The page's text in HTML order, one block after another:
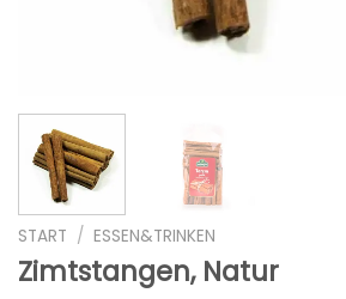
START / ESSEN&TRINKEN
Zimtstangen, Natur